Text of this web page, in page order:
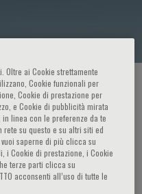
/ RELATORE
Oltre ai Cookie strettamente
Cookie funzionali per
Cookie di prestazione per
e Cookie di pubblicità mirata
linea con le preferenze da te
rete su questo e su altri siti ed
saperne di più clicca su
i Cookie di prestazione, i Cookie
terze parti clicca su
acconsenti all’uso di tutte le